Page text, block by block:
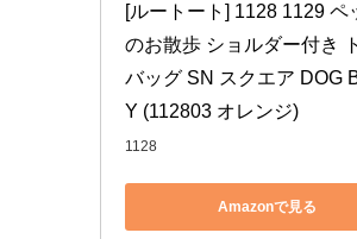
[ルートート] 1128 1129 ペ
のお散歩 ショルダー付き
バッグ SN スクエア DOG
Y (112803 オレンジ)
1128
Amazonで見る